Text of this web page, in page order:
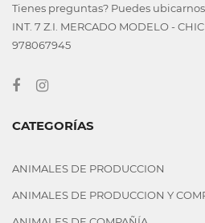
Tienes preguntas? Puedes ubicarnos
INT. 7 Z.I. MERCADO MODELO -
978067945
CATEGORÍAS
ANIMALES DE PRODUCCION
ANIMALES DE PRODUCCION Y